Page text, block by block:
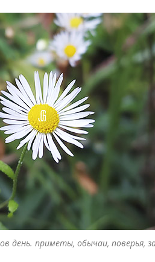
день. приметы, обычаи, поверья,